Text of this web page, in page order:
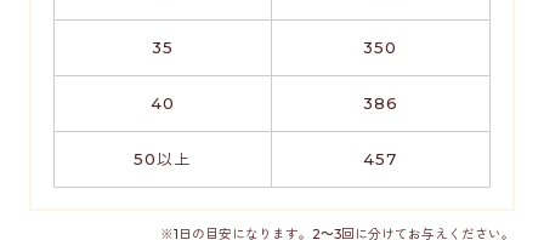
35 350
40 386
50以上 457
※1日の目安になります。2～3回に分けてお与えください。